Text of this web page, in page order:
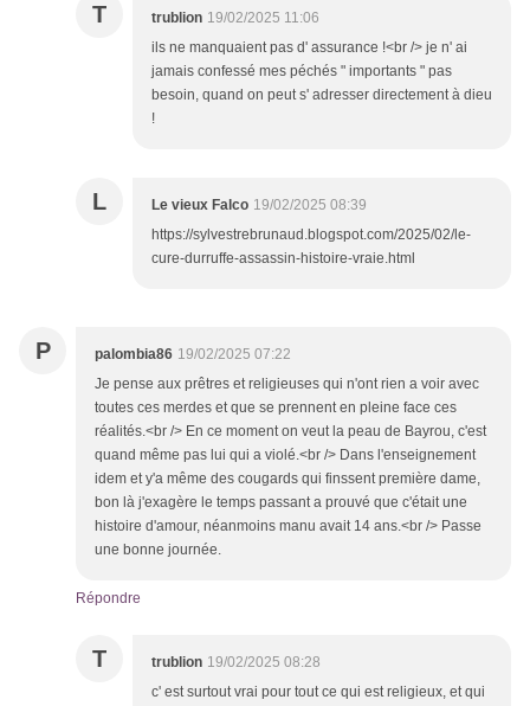
T trublion 19/02/2025 11:06
ils ne manquaient pas d' assurance !<br /> je n' ai
jamais confessé mes péchés " importants " pas
besoin, quand on peut s' adresser directement à dieu
!
L Le vieux Falco 19/02/2025 08:39
https://sylvestrebrunaud.blogspot.com/2025/02/le-
cure-durruffe-assassin-histoire-vraie.html
P palombia86 19/02/2025 07:22
Je pense aux prêtres et religieuses qui n'ont rien a voir avec
toutes ces merdes et que se prennent en pleine face ces
réalités.<br /> En ce moment on veut la peau de Bayrou, c'est
quand même pas lui qui a violé.<br /> Dans l'enseignement
idem et y'a même des cougards qui finssent première dame,
bon là j'exagère le temps passant a prouvé que c'était une
histoire d'amour, néanmoins manu avait 14 ans.<br /> Passe
une bonne journée.
Répondre
T trublion 19/02/2025 08:28
c' est surtout vrai pour tout ce qui est religieux, et qui